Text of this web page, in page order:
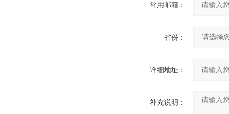
常用邮箱：
省份：
详细地址：
补充说明：